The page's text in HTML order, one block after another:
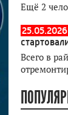
Ещё 2
25.05.2026
Всего в